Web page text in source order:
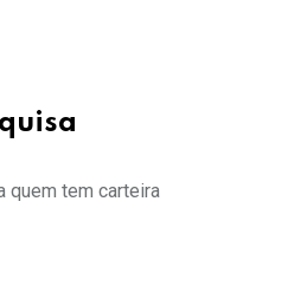
quem tem carteira